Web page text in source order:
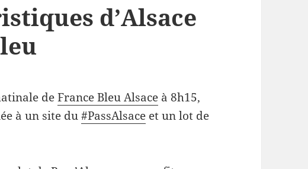
d’Alsace
deFrance Bleu Alsace à 8h15,
à un site du‪#‎PassAlsace‬ et un lot de